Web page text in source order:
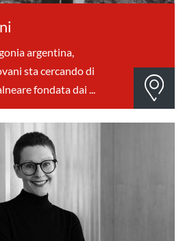
argentina,
sta cercando di
fondata dai ...